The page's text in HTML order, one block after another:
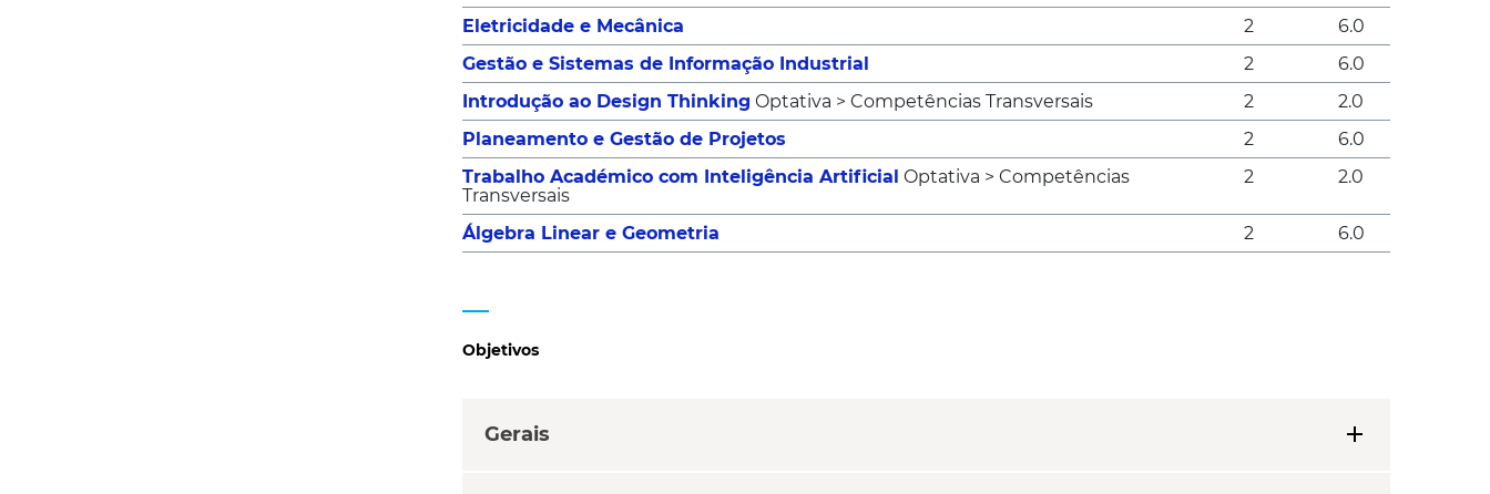
Eletricidade e Mecânica 2
6.0
Gestão e Sistemas de Informação Industrial
2
6.0
Introdução ao Design Thinking Optativa > Competências Transversais 2
2.0
Planeamento e Gestão de Projetos
2
6.0
Trabalho Académico com Inteligência Artificial Optativa > Competências
Transversais
2 2.0
Álgebra Linear e Geometria 2 6.0
Objetivos
Gerais add